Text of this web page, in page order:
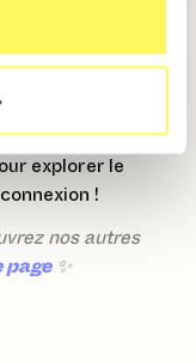
de
cartes hors
iPhone 15 en
explorer le
!
nos autres
page✨